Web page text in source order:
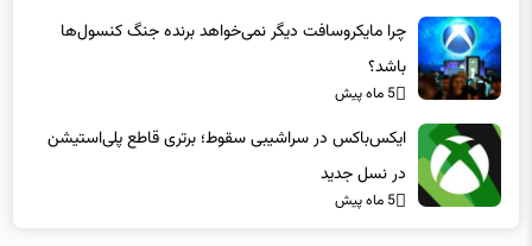
چرا مایکروسافت دیگر نمی‌خواهد برنده جنگ کنسول‌ها
باشد؟
5 ماه پیش
ایکس‌باکس در سراشیبی سقوط؛ برتری قاطع پلی‌استیشن
در نسل جدید
5 ماه پیش